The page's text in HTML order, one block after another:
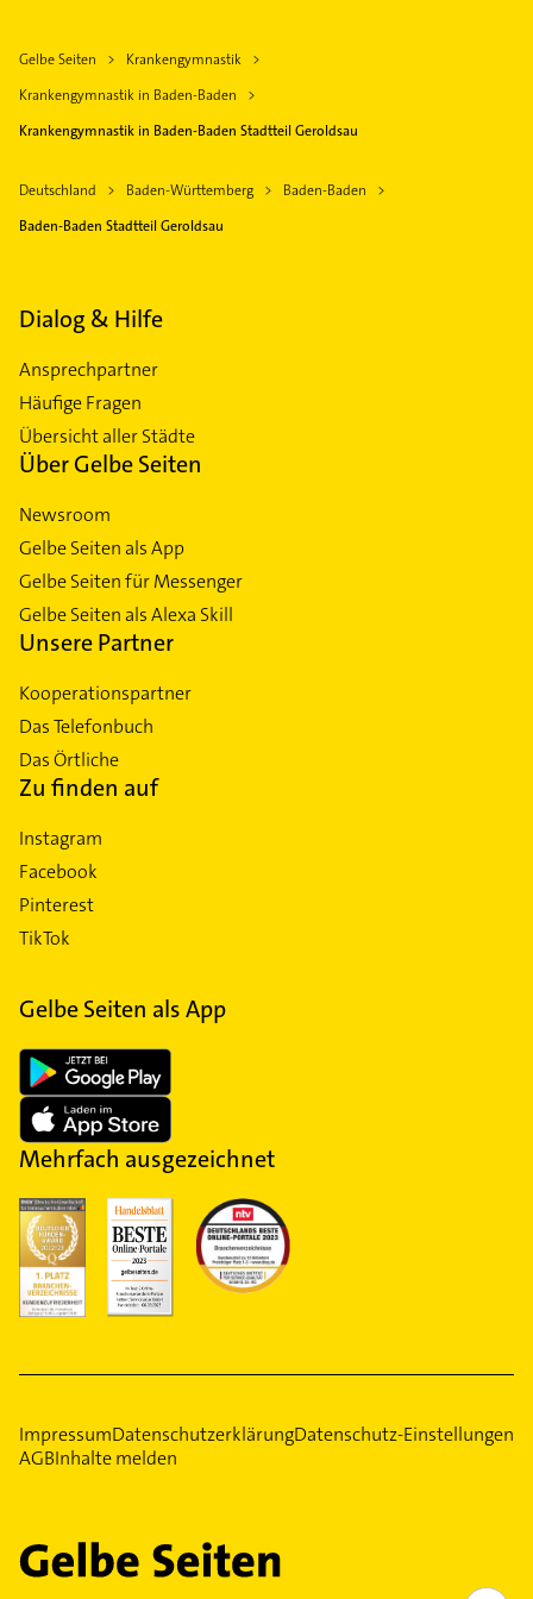
Gelbe Seiten
Krankengymnastik
Krankengymnastik in Baden-Baden
Krankengymnastik in Baden-Baden Stadtteil Geroldsau
Deutschland Baden-Württemberg
Baden-Baden
Baden-Baden Stadtteil Geroldsau
Dialog & Hilfe
Ansprechpartner
Häufige Fragen
Übersicht aller Städte
Über Gelbe Seiten
Newsroom
Gelbe Seiten als App
Gelbe Seiten für Messenger
Gelbe Seiten als Alexa Skill
Unsere Partner
Kooperationspartner
Das Telefonbuch
Das Örtliche
Zu finden auf
Instagram
Facebook
Pinterest
TikTok
Gelbe Seiten als App
Mehrfach ausgezeichnet
ImpressumDatenschutzerklärungDatenschutz-Einstellungen
AGBInhalte melden